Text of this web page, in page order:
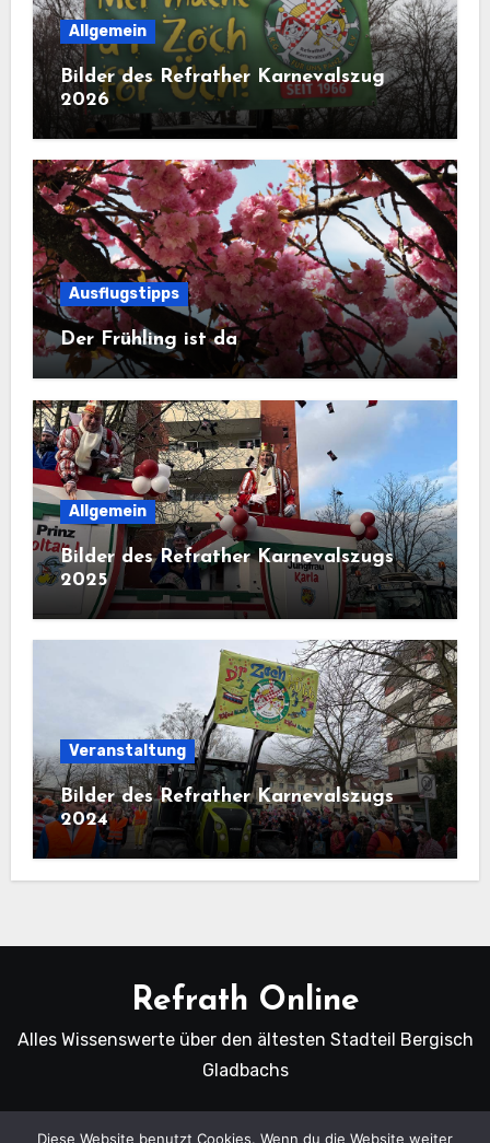
Allgemein
Bilder des Refrather Karnevalszug
2026
Ausflugstipps
Der Frühling ist da
Allgemein
Bilder des Refrather Karnevalszugs
2025
Veranstaltung
Bilder des Refrather Karnevalszugs
2024
Refrath Online
Alles Wissenswerte über den ältesten Stadteil Bergisch
Gladbachs
Diese Website benutzt Cookies. Wenn du die Website weiter